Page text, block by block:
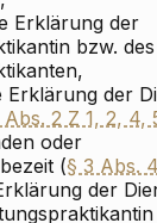
Erklärung der
bzw. des
der
Abs. 2 Z 1, 2, 4,
oder
(§ 3 Abs. 4
der